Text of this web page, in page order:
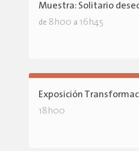
Muestra: Solitario
de 8h00 a 16h45
Exposición
18h00